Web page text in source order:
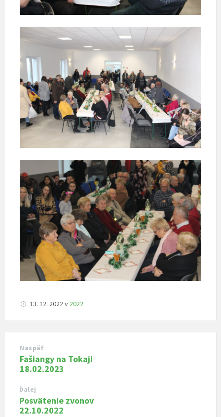
13. 12. 2022v 2022
Naspäť
Fašiangy na Tokaji
18.02.2023
Ďalej
Posvätenie zvonov
22.10.2022